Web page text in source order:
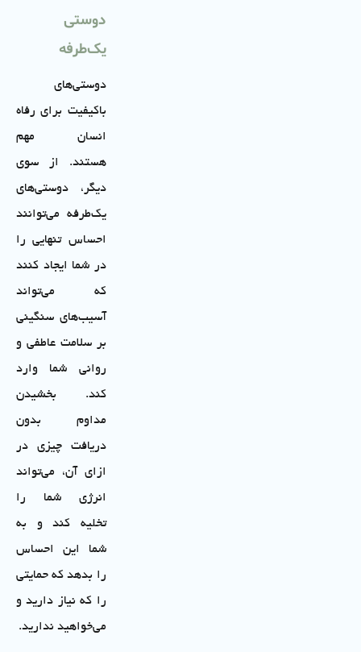
دوستی
یک‌طرفه
دوستی‌های
باکیفیت برای رفاه
انسان مهم
هستند. از سوی
دیگر، دوستی‌های
یک‌طرفه می‌توانند
احساس تنهایی را
در شما ایجاد کنند
که می‌تواند
آسیب‌های سنگینی
بر سلامت عاطفی و
روانی شما وارد
کند. بخشیدن
مداوم بدون
دریافت چیزی در
ازای آن، می‌تواند
انرژی شما را
تخلیه کند و به
شما این احساس
را بدهد که حمایتی
را که نیاز دارید و
می‌خواهید ندارید.